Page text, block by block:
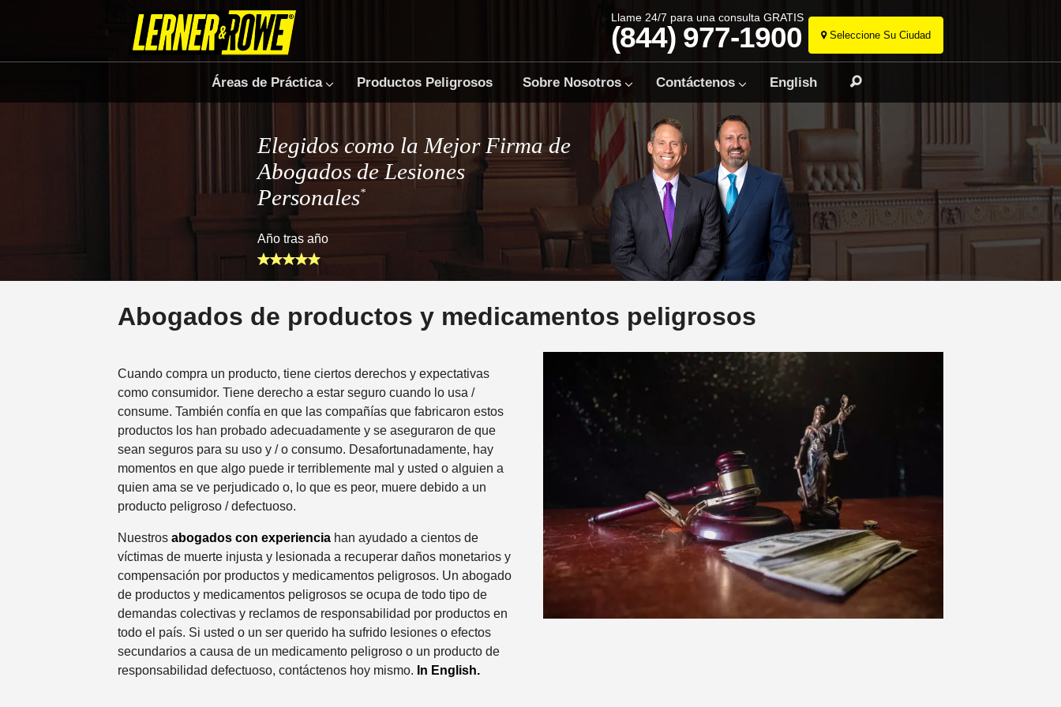
Seleccione Su Ciudad
Ir
al
contenido
Llame 24/7 para una consulta GRATIS
(844) 977-1900
Áreas de Práctica Productos Peligrosos Sobre Nosotros Contáctenos English
Elegidos como la Mejor Firma de
Abogados de Lesiones
Personales*
Año tras año
Abogados de productos y medicamentos peligrosos
Cuando compra un producto, tiene ciertos derechos y expectativas
como consumidor. Tiene derecho a estar seguro cuando lo usa /
consume. También confía en que las compañías que fabricaron estos
productos los han probado adecuadamente y se aseguraron de que
sean seguros para su uso y / o consumo. Desafortunadamente, hay
momentos en que algo puede ir terriblemente mal y usted o alguien a
quien ama se ve perjudicado o, lo que es peor, muere debido a un
producto peligroso / defectuoso.
Nuestros abogados con experienciahan ayudado a cientos de
víctimas de muerte injusta y lesionada a recuperar daños monetarios y
compensación por productos y medicamentos peligrosos. Un abogado
de productos y medicamentos peligrosos se ocupa de todo tipo de
demandas colectivas y reclamos de responsabilidad por productos en
todo el país. Si usted o un ser querido ha sufrido lesiones o efectos
secundarios a causa de un medicamento peligroso o un producto de
responsabilidad defectuoso, contáctenos hoy mismo. In English.